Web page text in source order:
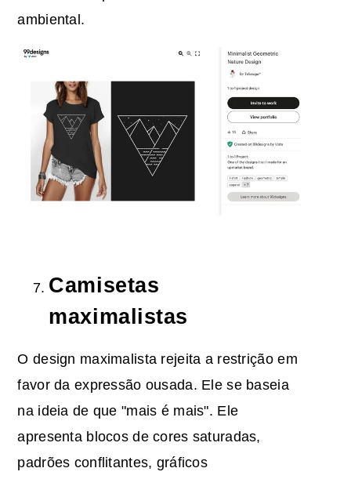
ambiental.
Camisetas
maximalistas
O design maximalista rejeita a restrição em
favor da expressão ousada. Ele se baseia
na ideia de que "mais é mais". Ele
apresenta blocos de cores saturadas,
padrões conflitantes, gráficos